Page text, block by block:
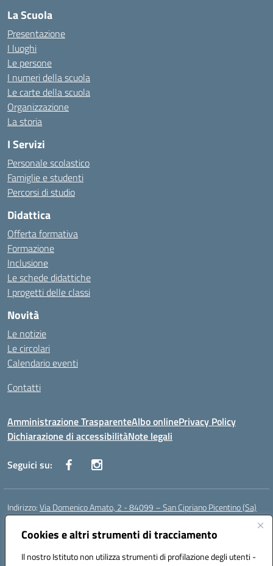
Cookies e altri strumenti di tracciamento
Il nostro Istituto non utilizza strumenti di profilazione degli utenti -
La Scuola
Presentazione
I luoghi
Le persone
I numeri della scuola
Le carte della scuola
Organizzazione
La storia
I Servizi
Personale scolastico
Famiglie e studenti
Percorsi di studio
Didattica
Offerta formativa
Formazione
Inclusione
Le schede didattiche
I progetti delle classi
Novità
Le notizie
Le circolari
Calendario eventi
Contatti
Amministrazione TrasparenteAlbo onlinePrivacy Policy
Dichiarazione di accessibilitàNote legali
Seguici su:
Indirizzo:Via Domenico Amato, 2 - 84099 – San Cipriano Picentino (Sa)
Centralino:
Posta elettronica certificata (PEC):saic87700c@pec.istruzione.it
Codice fiscale: 95075020651